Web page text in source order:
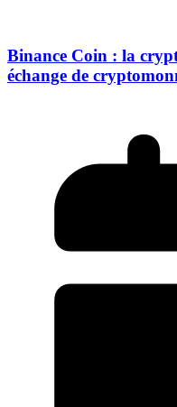
Binance Coin : la
échange de